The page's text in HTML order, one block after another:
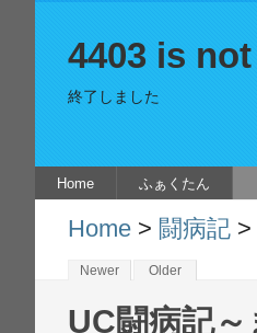
4403 is
終了しました
Home ふぁくたん
Home > 闘病記 >
Newer Older
UC闘病記